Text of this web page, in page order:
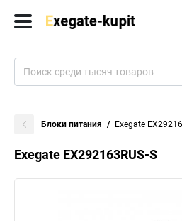
Блоки питания Exegate
Exegate EX292163RUS-S